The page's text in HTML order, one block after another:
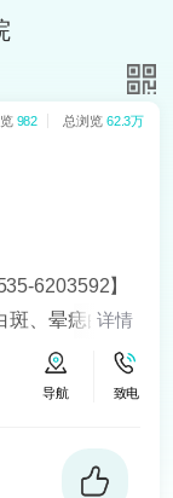
982 总浏览 62.3万
6203592】
斑、晕痣的医
病的诊治，尤
子激光以及外
小皮片移植、
详情
导航 致电